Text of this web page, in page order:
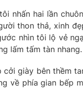
nhấn hai lần
thon thả, xinh
nhìn tôi lộ vẻ
lấm tấm tàn nhang.
giày bên thềm
về phía gian bếp